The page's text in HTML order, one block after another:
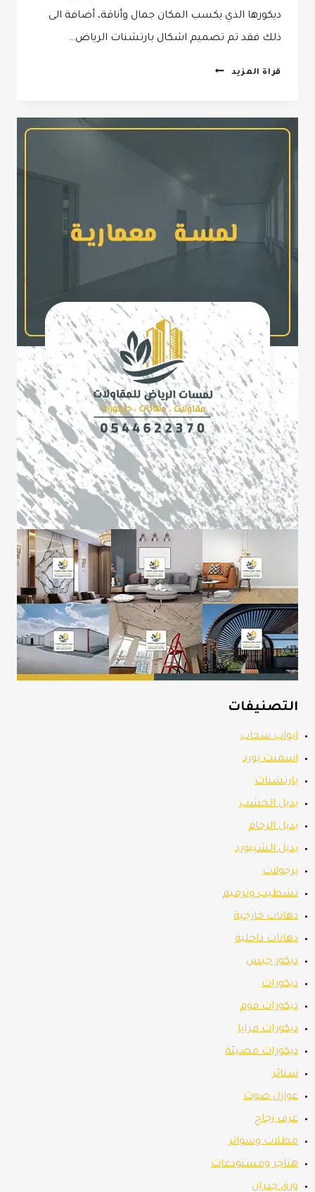
ديكورها الذي يكسب المكان جمال وأناقة، أضافة الى
ذلك فقد تم تصميم اشكال بارتشنات الرياض…
قراة المزيد
ديكورات
–
بارتشنات
ديكور
التصنيفات
ابواب سحاب
اسمنت بورد
بارتشنات
بديل الخشب
بديل الرخام
بديل الشيبورد
برجولات
تشطيب وترميم
دهانات خارجية
دهانات داخلية
ديكور جبس
ديكورات
ديكورات فوم
ديكورات مرايا
ديكورات مضيئة
ستائر
عوازل صوت
غرف زجاج
مظلات وسواتر
هناجر ومستودعات
ورق جدران